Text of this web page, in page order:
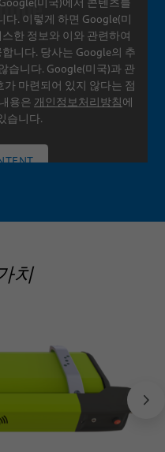
미국)에서 콘텐츠를
. 이렇게 하면 Google(미
한 정보와 이와 관련하여
니다. 당사는 Google의 추
습니다. Google(미국)과 관
마련되어 있지 않다는 점
용은 개인정보처리방침에
습니다.
치